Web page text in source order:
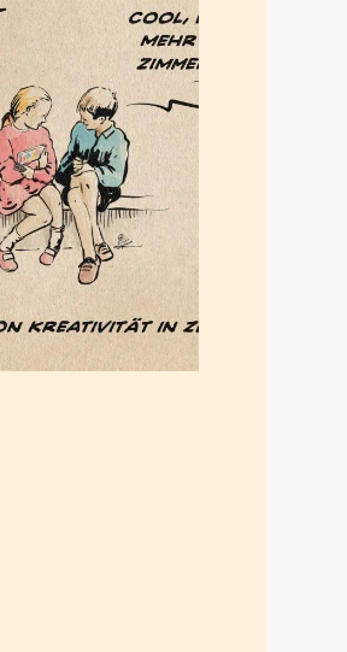
Das
Konzept
von
Kreativität
in Zeiten
der KI
Juli 20, 2025